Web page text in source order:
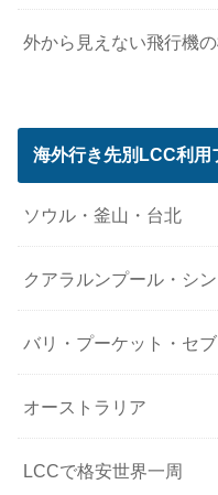
外から見えない飛行機
海外行き先別LCC利用
ソウル・釜山・台北
クアラルンプール・シ
バリ・プーケット・セブ
オーストラリア
LCCで格安世界一周